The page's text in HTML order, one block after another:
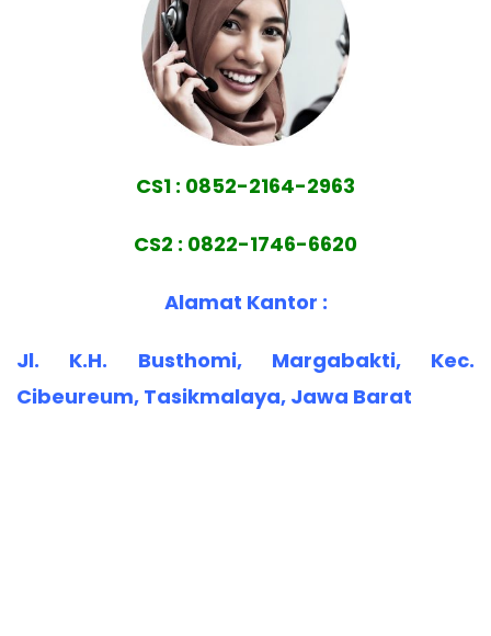
CS1 : 0852-2164-2963
CS2 : 0822-1746-6620
Alamat Kantor :
Jl. K.H. Busthomi, Margabakti, Kec.
Cibeureum, Tasikmalaya, Jawa Barat